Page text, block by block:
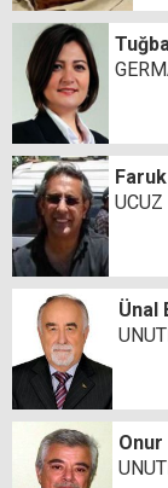
Faruk
UCUZ
Ünal